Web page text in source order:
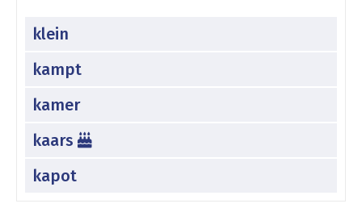
klein
kampt
kamer
kaars
kapot